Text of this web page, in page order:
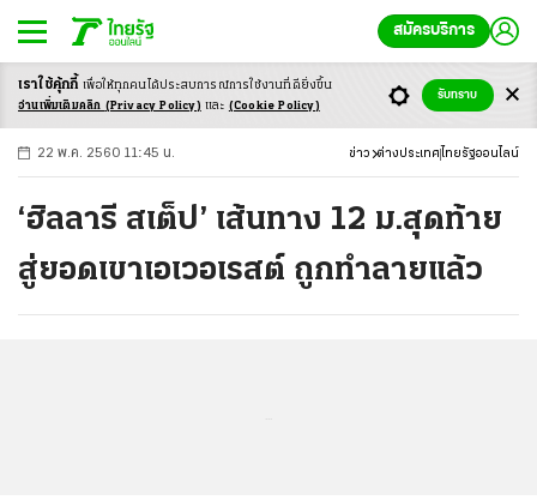
สมัครบริการ
-ก ก ก+
22 พ.ค. 2560 11:45 น. ข่าว ต่างประเทศ ไทยรัฐออนไลน์
‘ฮิลลารี สเต็ป’ เส้นทาง 12 ม.สุดท้าย
สู่ยอดเขาเอเวอเรสต์ ถูกทำลายแล้ว
เราใช้คุ้กกี้ เพื่อให้ทุกคนได้ประสบการณ์การใช้งานที่ดียิ่งขึ้น
อ่านเพิ่มเติมคลิก (Privacy Policy) และ (Cookie Policy)
รับทราบ